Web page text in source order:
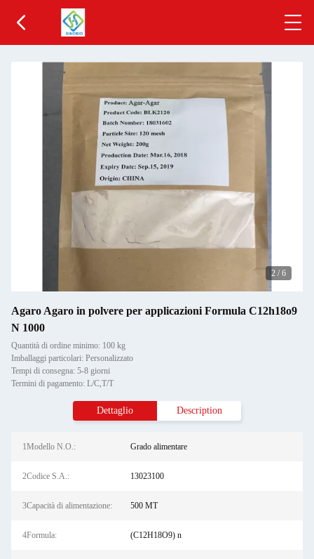
2 / 6
Agaro Agaro in polvere per applicazioni Formula C12h18o9
N 1000
Quantità di ordine minimo: 100 kg
Imballaggi particolari: Personalizzato
Tempi di consegna: 5-8 giorni
Termini di pagamento: L/C,T/T
Dettaglio Description
1Modello N.O.: Grado alimentare
2Codice S.A.: 13023100
3Capacità di alimentazione: 500 MT
4Formula: (C12H18O9) n